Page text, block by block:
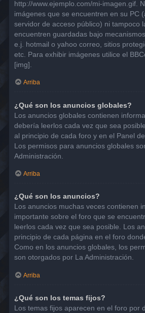
http://www.ejemplo.com/mi-imagen.gif.
imágenes que se encuentren en su PC
servidor de acceso público) ni tampoco
encuentren guardadas bajo
e.j. hotmail o yahoo correo, sitios
etc. Para exhibir imágenes utilice el
[img].
Arriba
¿Qué son los anuncios globales?
Los anuncios globales contienen
debería leerlos cada vez que sea
al principio de cada foro y en el Panel
Los permisos para anuncios globales
Administración.
Arriba
¿Qué son los anuncios?
Los anuncios muchas veces contienen
importante sobre el foro que se
leerlos cada vez que sea posible. Los
principio de cada página en el foro
Como en los anuncios globales, los
son otorgados por La Administración.
Arriba
¿Qué son los temas fijos?
Los temas fijos aparecen en el foro por